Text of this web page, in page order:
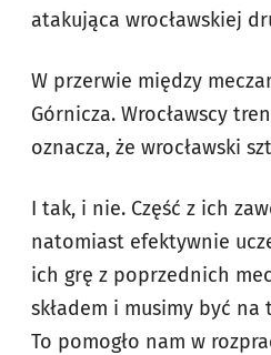
atakująca wrocławskiej
W przerwie między
Górnicza. Wrocławscy
oznacza, że wrocławski
I tak, i nie. Część z ich
natomiast efektywnie
ich grę z poprzednich
składem i musimy być
To pomogło nam w